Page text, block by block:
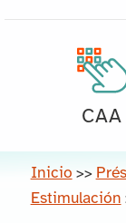
CAA
Inicio >>
Estimulación